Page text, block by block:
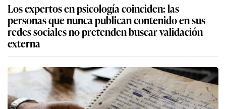
Los expertos en psicología coinciden: las
personas que nunca publican contenido en sus
redes sociales no pretenden buscar validación
externa